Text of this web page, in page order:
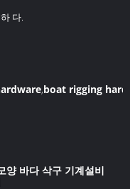
다.
,boat rigging
양 바다 삭구 기계설비